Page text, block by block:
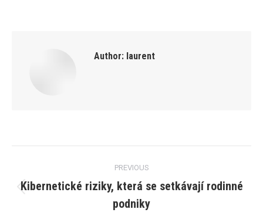
Author: laurent
navigation
PREVIOUS
post:
Kibernetické riziky, která se setkávají rodinné
podniky